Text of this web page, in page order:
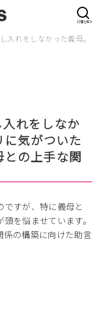
入れをしなかった義母。
れをしなか
気がついた
の上手な関
すが、特に義母と
を悩ませています。
係の構築に向けた助言